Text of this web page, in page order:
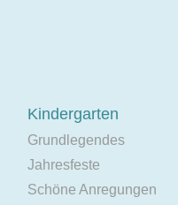
Kindergarten
Grundlegendes
Jahresfeste
Schöne Anregungen